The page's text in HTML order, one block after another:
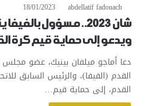
abdellatif fadouach
18/01/2023
شان 2023.. مسؤول
ويدعو إلى حماية قيم كرة
دعا أماجو ميلفان بينيك، عضو مجلس
القدم (الفيفا)، والرئيس السابق
القدم، إلى حماية قيم…